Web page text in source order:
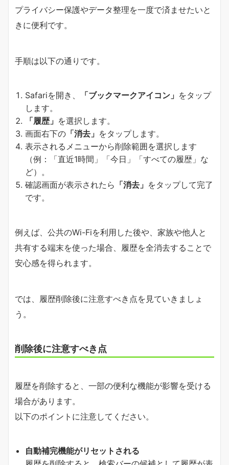
プライバシー保護やデータ整理を一度で済ませたいと
きに便利です。
手順は以下の通りです。
Safariを開き、 「ブックマークアイコン」 をタップ
します。
「履歴」 を選択します。
画面右下の 「消去」 をタップします。
表示されるメニューから削除範囲を選択します
（例：「直近1時間」「今日」「すべての履歴」な
ど）。
確認画面が表示されたら 「消去」 をタップして完了
です。
例えば、公共のWi-Fiを利用した後や、家族や他人と
共有する端末を使った場合、履歴を全消去することで
安心感を得られます。
では、履歴削除後に注意すべき点を見ていきましょ
う。
削除後に注意すべき点
履歴を削除すると、一部の便利な機能が影響を受ける
場合があります。
以下のポイントに注意してください。
自動補完機能がリセットされる